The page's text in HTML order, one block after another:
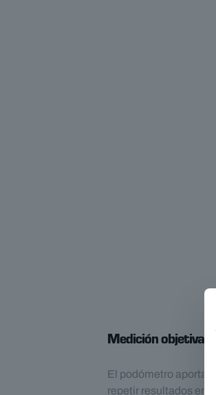
Medición objetiva
El podómetro aporta
repetir resultados